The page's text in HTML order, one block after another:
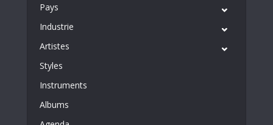
Pays
Industrie
Artistes
Styles
Instruments
Albums